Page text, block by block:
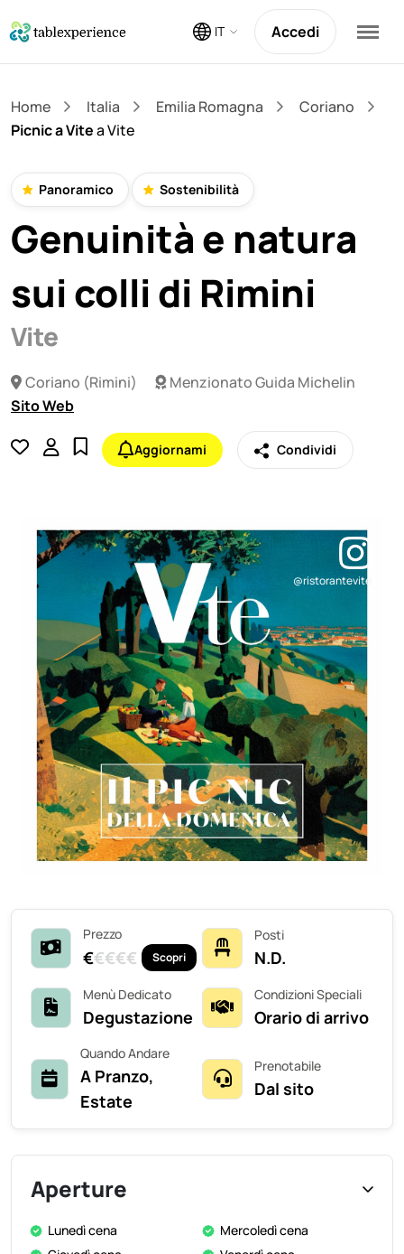
IT Accedi
Home Italia Emilia Romagna
Coriano
Picnic a Vitea Vite
Panoramico Sostenibilità
Genuinità e natura
sui colli di Rimini
Vite
Coriano (Rimini)
Menzionato Guida Michelin
Sito Web
Aggiornami Condividi
@ristorantevite
Prezzo
€€€€€ Scopri
Posti
N.D.
Menù Dedicato
Degustazione
Condizioni Speciali
Orario di arrivo
Quando Andare
A Pranzo,
Estate
Prenotabile
Dal sito
Aperture
Lunedì cena
Mercoledì cena